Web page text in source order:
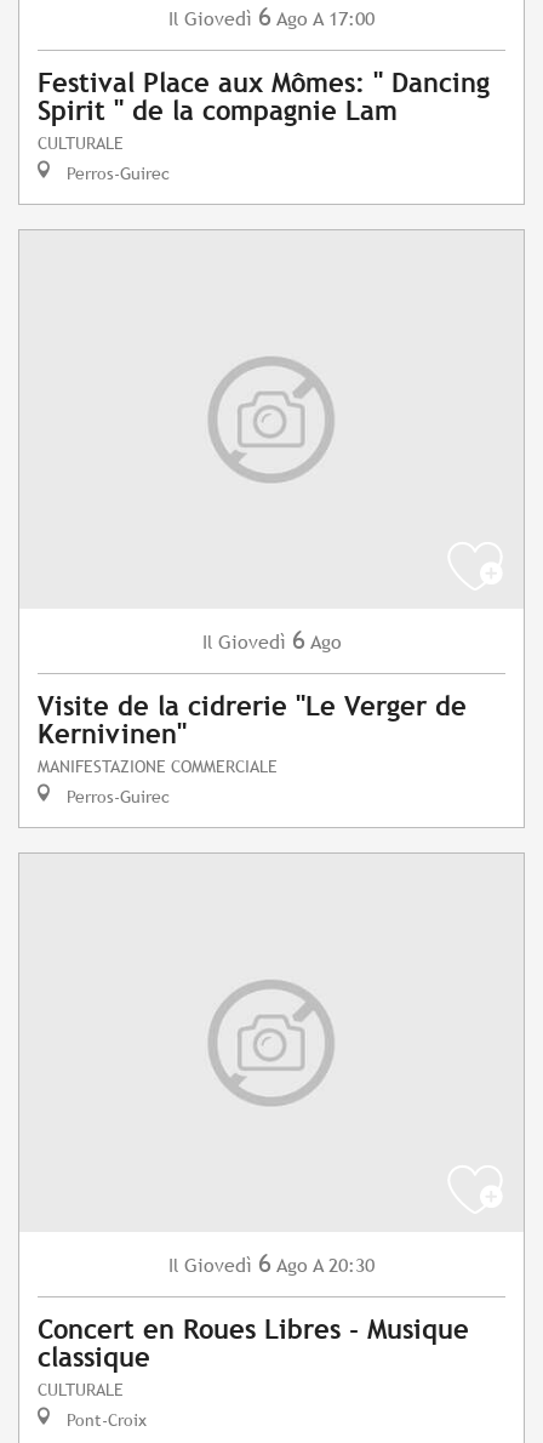
Il Giovedì 6 Ago A 17:00
Festival Place aux Mômes: " Dancing
Spirit " de la compagnie Lam
CULTURALE
Perros-Guirec
Il Giovedì 6 Ago
Visite de la cidrerie "Le Verger de
Kernivinen"
MANIFESTAZIONE COMMERCIALE
Perros-Guirec
Il Giovedì 6 Ago A 20:30
Concert en Roues Libres - Musique
classique
CULTURALE
Pont-Croix